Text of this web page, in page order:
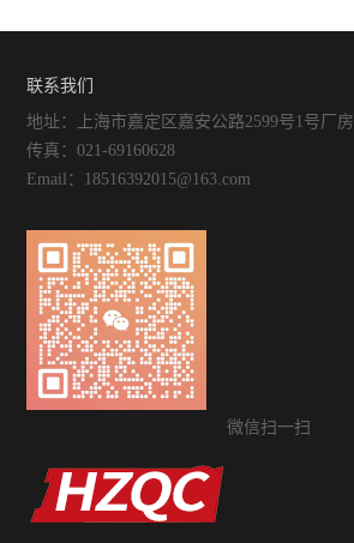
联系我们
地址：上海市嘉定区嘉安公路2599号1号厂房
传真：021-69160628
Email：18516392015@163.com
微信扫一扫